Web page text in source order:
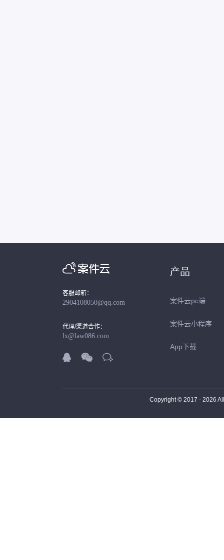
客服邮箱：
2904108050@qq.com
代理/渠道合作：
lx@law086.com
  
产品
案件云pc端
案件云小程序
App下载
Copyright © 2017 - 2026